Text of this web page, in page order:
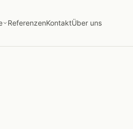
ReferenzenKontaktÜber uns